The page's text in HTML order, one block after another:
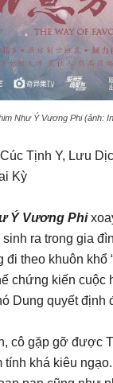
Như Ý Vương Phi (ảnh:
Cúc Tịnh Y, Lưu
Kỳ
Ý Vương Phi
ra trong gia
đi theo khuôn khổ
chứng kiến cuộc
Dung quyết định
cô gặp gỡ được
tính khá kiêu